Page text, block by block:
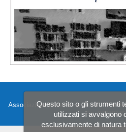
Associazione Insieme nei Cortili - Via
Fis.
Questo sito o gli strumenti
utilizzati si avvalgono
esclusivamente di natura